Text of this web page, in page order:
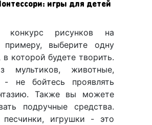
игры для детей
конкурс рисунков на
выберите одну
в которой будете творить.
мультиков, животные,
не бойтесь проявлять
Также вы можете
подручные средства.
песчинки, игрушки - это